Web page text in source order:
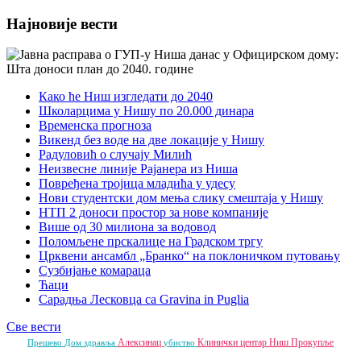
Најновије вести
Како ће Ниш изгледати до 2040
Школарцима у Нишу по 20.000 динара
Временска прогноза
Викенд без воде на две локације у Нишу
Радуловић о случају Милић
Неизвесне линије Рајанера из Ниша
Повређена тројица младића у удесу
Нови студентски дом мења слику смештаја у Нишу
НТП 2 доноси простор за нове компаније
Више од 30 милиона за водовод
Поломљене прскалице на Градском тргу
Црквени ансамбл „Бранко“ на поклоничком путовању
Сузбијање комараца
Ћаци
Сарадња Лесковца са Gravina in Puglia
Све вести
Прешево Дом здравља Алексинац убиство Клинички центар Ниш Прокупље